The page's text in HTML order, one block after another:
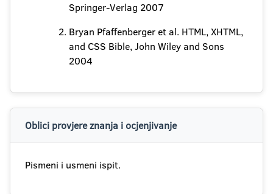
Springer-Verlag 2007
Bryan Pfaffenberger et al. HTML, XHTML,
and CSS Bible, John Wiley and Sons
2004
Oblici provjere znanja i ocjenjivanje
Pismeni i usmeni ispit.